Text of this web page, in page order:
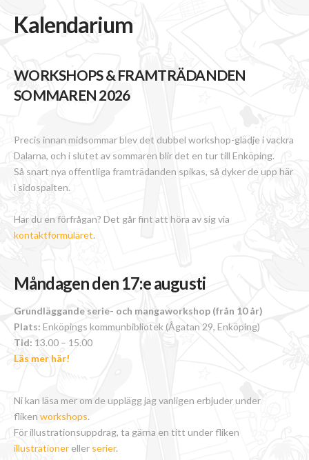
Kalendarium
WORKSHOPS & FRAMTRÄDANDEN
SOMMAREN 2026
Precis innan midsommar blev det dubbel workshop-glädje i vackra
Dalarna, och i slutet av sommaren blir det en tur till Enköping.
Så snart nya offentliga framträdanden spikas, så dyker de upp här
i sidospalten.
Har du en förfrågan? Det går fint att höra av sig via
kontaktformuläret.
Måndagen den 17:e augusti
Grundläggande serie- och mangaworkshop (från 10 år)
Plats: Enköpings kommunbibliotek (Ågatan 29, Enköping)
Tid: 13.00 – 15.00
Läs mer här!
Ni kan läsa mer om de upplägg jag vanligen erbjuder under
fliken workshops.
För illustrationsuppdrag, ta gärna en titt under fliken
illustrationer eller serier.